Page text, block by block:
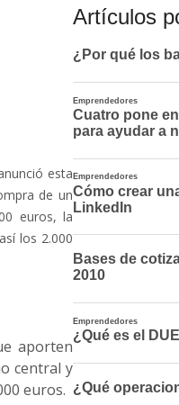
esta
de un
euros, la
los 2.000
aporten
central y
euros.
Artículos